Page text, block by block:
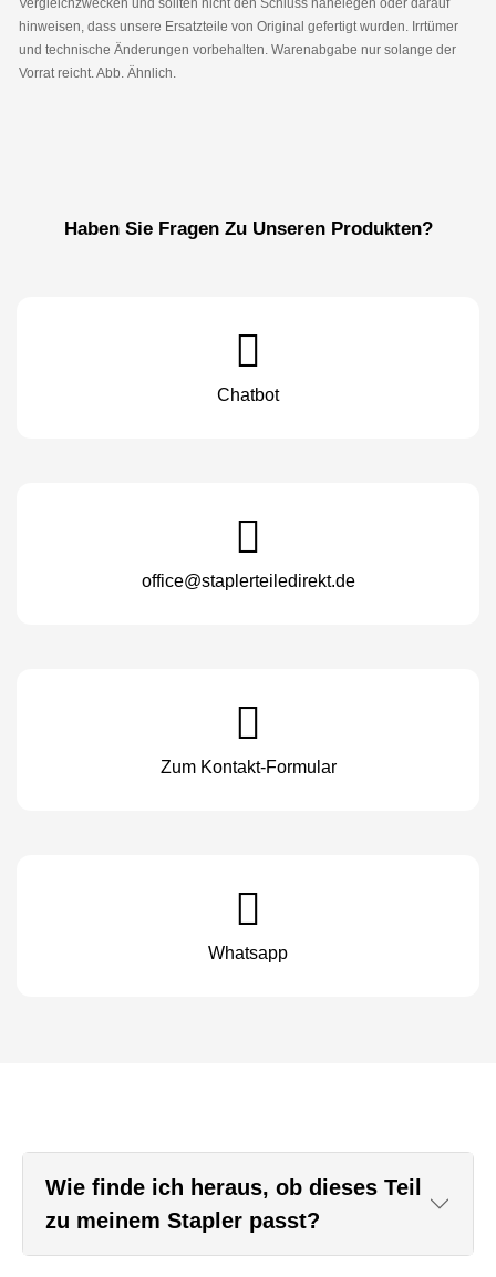
hinweisen, dass unsere Ersatzteile von Original gefertigt wurden. Irrtümer
und technische Änderungen vorbehalten. Warenabgabe nur solange der
Vorrat reicht. Abb. Ähnlich.
Haben Sie Fragen Zu Unseren Produkten?
Chatbot
office@staplerteiledirekt.de
Zum Kontakt-Formular
Whatsapp
Wie finde ich heraus, ob dieses Teil
zu meinem Stapler passt?